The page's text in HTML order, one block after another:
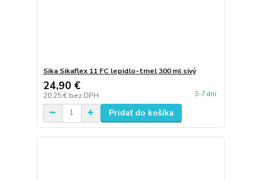
Sika Sikaflex 11 FC lepidlo-tmel 300 ml sivý
24,90 €
20,25 € bez DPH 3-7 dní
Pridať do košíka